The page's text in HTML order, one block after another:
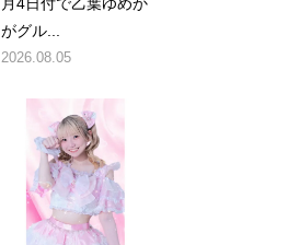
がグル...
2026.08.05